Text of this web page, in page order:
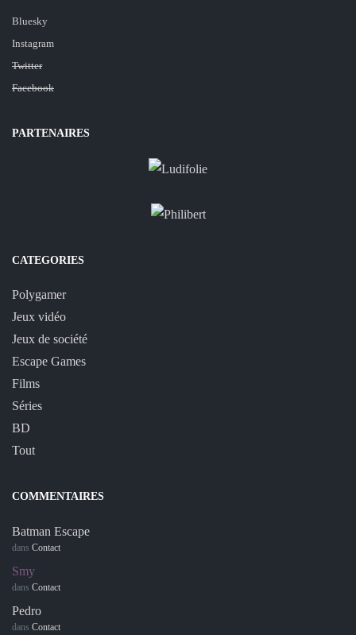
Bluesky
Instagram
Twitter
Facebook
PARTENAIRES
CATEGORIES
Polygamer
Jeux vidéo
Jeux de société
Escape Games
Films
Séries
BD
Tout
COMMENTAIRES
Batman Escape
dans Contact
Smy
dans Contact
Pedro
dans Contact